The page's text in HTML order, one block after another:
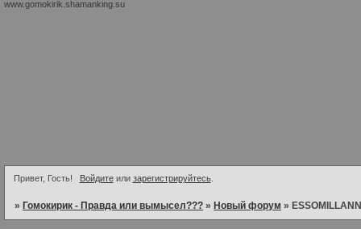
www.gomokirik.shamanking.su
Привет, Гость! Войдитеили зарегистрируйтесь.
» Гомокирик - Правда или вымысел??? » Новый форум »